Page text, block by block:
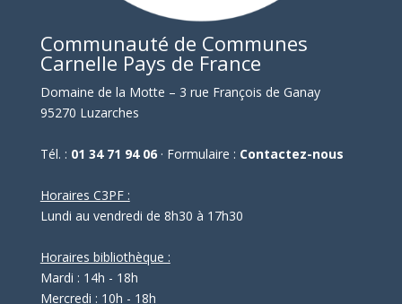
Communauté de Communes
Carnelle Pays de France
Domaine de la Motte – 3 rue François de Ganay
95270 Luzarches
Tél. : 01 34 71 94 06· Formulaire : Contactez-nous
Horaires C3PF :
Lundi au vendredi de 8h30 à 17h30
Horaires bibliothèque :
Mardi : 14h - 18h
Mercredi : 10h - 18h